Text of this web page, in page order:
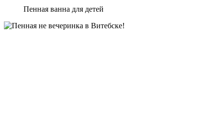
Пенная ванна для детей